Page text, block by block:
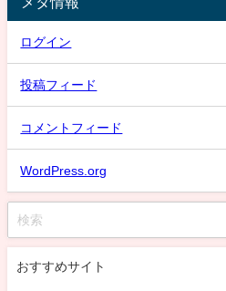
ログイン
投稿フィード
コメントフィード
WordPress.org
おすすめサイト